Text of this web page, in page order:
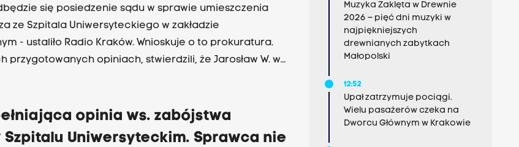
się posiedzenie sądu w sprawie umieszczenia
ze Szpitala Uniwersyteckiego w zakładzie
- ustaliło Radio Kraków. Wnioskuje o to prokuratura.
przygotowanych opiniach, stwierdzili, że Jarosław W. w
opinia ws. zabójstwa
Szpitalu Uniwersyteckim. Sprawca nie
Muzyka Zaklęta w Drewnie
2026 – pięć dni muzyki w
najpiękniejszych
drewnianych zabytkach
Małopolski
12:52
Upał zatrzymuje pociągi.
Wielu pasażerów czeka na
Dworcu Głównym w Krakowie